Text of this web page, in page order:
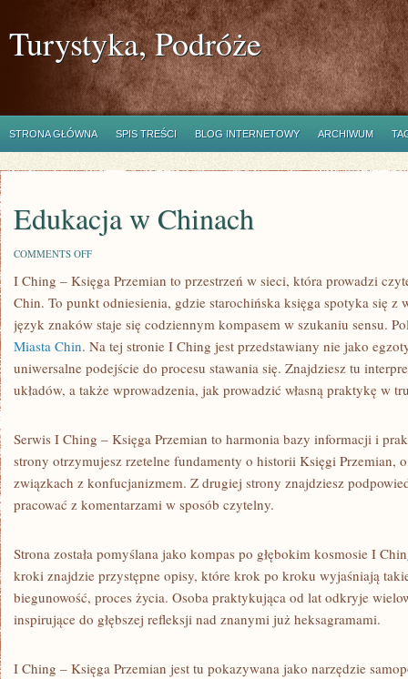
Turystyka, Podróże
STRONA GŁÓWNA SPIS TREŚCI BLOG INTERNETOWY ARCHIWUM
Edukacja w Chinach
COMMENTS OFFON
W
CHINACH
I Ching – Księga Przemian to przestrzeń w sieci, która prowadzi
Chin. To punkt odniesienia, gdzie starochińska księga spotyka się z
język znaków staje się codziennym kompasem w szukaniu sensu.
Miasta Chin. Na tej stronie I Ching jest przedstawiany nie jako
uniwersalne podejście do procesu stawania się. Znajdziesz tu
układów, a także wprowadzenia, jak prowadzić własną praktykę w
Serwis I Ching – Księga Przemian to harmonia bazy informacji i
strony otrzymujesz rzetelne fundamenty o historii Księgi Przemian,
związkach z konfucjanizmem. Z drugiej strony znajdziesz
pracować z komentarzami w sposób czytelny.
Strona została pomyślana jako kompas po głębokim kosmosie I
kroki znajdzie przystępne opisy, które krok po kroku wyjaśniają
biegunowość, proces życia. Osoba praktykująca od lat odkryje
inspirujące do głębszej refleksji nad znanymi już heksagramami.
I Ching – Księga Przemian jest tu pokazywana jako narzędzie